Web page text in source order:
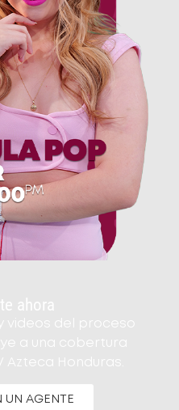
ahora
videos del proceso
a una cobertura
Azteca Honduras.
UN AGENTE